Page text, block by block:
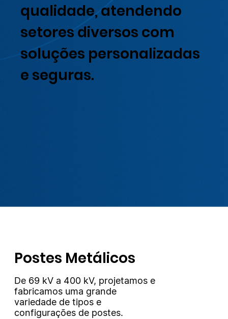
qualidade, atendendo
setores diversos com
soluções personalizadas
e seguras.
De 69 kV a 400 kV, projetamos e
fabricamos uma grande
variedade de tipos e
configurações de postes.
Postes Metálicos